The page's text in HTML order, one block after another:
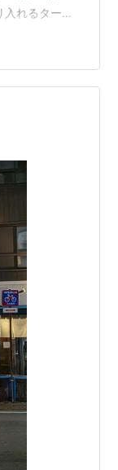
れるターミ
していて良
いですね。 名
ホームで撮影
００系？６
進んでいま